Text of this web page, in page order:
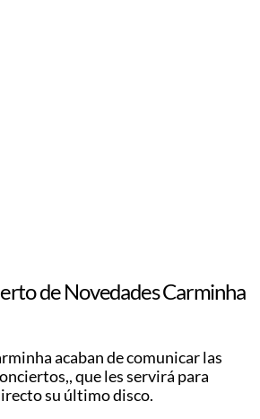
de Novedades Carminha
acabande comunicar las
,que les servirá para
su último disco.